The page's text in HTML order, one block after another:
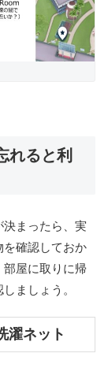
れると利
まったら、実
を確認しておか
部屋に取りに帰
ましょう。
濯ネット